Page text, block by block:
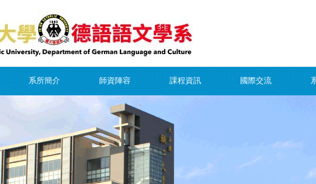
系所簡介 師資陣容 課程資訊 國際交流